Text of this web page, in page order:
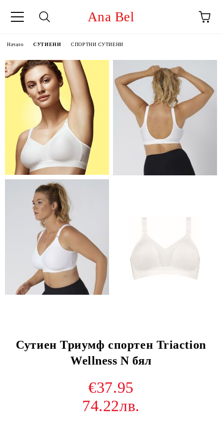
Ana Bel
Начало СУТИЕНИ СПОРТНИ СУТИЕНИ
Сутиен Триумф спортен Triaction
Wellness N бял
€37.95
74.22лв.